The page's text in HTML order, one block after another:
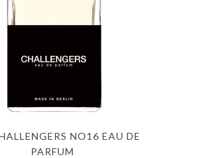
NO16 EAU DE
PARFUM